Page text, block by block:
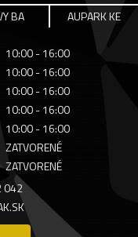
BA AUPARK KE
10:00 - 16:00
10:00 - 16:00
10:00 - 16:00
10:00 - 16:00
10:00 - 16:00
ZATVORENÉ
ZATVORENÉ
042